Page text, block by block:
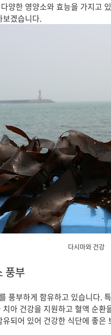
양한 영양소와 효능을 가지고
보겠습니다.
다시마와 건강
풍부
풍부하게 함유하고 있습니다.
아 건강을 지원하고 혈액 순
되어 있어 건강한 식단에 좋은